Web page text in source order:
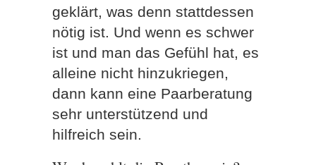
geklärt, was denn stattdessen
nötig ist. Und wenn es schwer
ist und man das Gefühl hat, es
alleine nicht hinzukriegen,
dann kann eine Paarberatung
sehr unterstützend und
hilfreich sein.